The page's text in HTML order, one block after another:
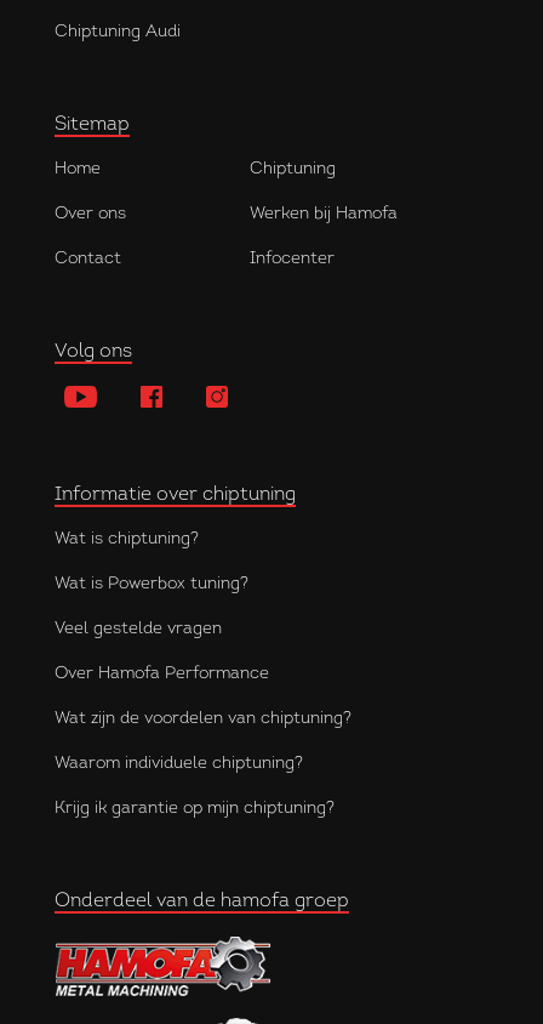
Chiptuning Audi
Sitemap
Home Chiptuning
Over ons Werken bij Hamofa
Contact Infocenter
Volg ons
Informatie over chiptuning
Wat is chiptuning?
Wat is Powerbox tuning?
Veel gestelde vragen
Over Hamofa Performance
Wat zijn de voordelen van chiptuning?
Waarom individuele chiptuning?
Krijg ik garantie op mijn chiptuning?
Onderdeel van de hamofa groep